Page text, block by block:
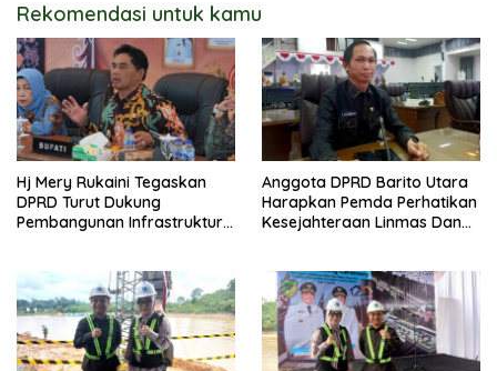
Rekomendasi untuk kamu
Hj Mery Rukaini Tegaskan
DPRD Turut Dukung
Pembangunan Infrastruktur
Anggota DPRD Barito Utara
Harapkan Pemda Perhatikan
Kesejahteraan Linmas Dan